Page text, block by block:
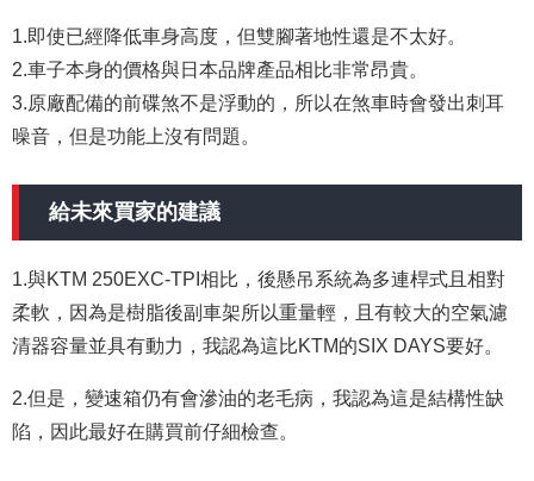
1.即使已經降低車身高度，但雙腳著地性還是不太好。
2.車子本身的價格與日本品牌產品相比非常昂貴。
3.原廠配備的前碟煞不是浮動的，所以在煞車時會發出刺耳
噪音，但是功能上沒有問題。
給未來買家的建議
1.與KTM 250EXC-TPI相比，後懸吊系統為多連桿式且相對
柔軟，因為是樹脂後副車架所以重量輕，且有較大的空氣濾
清器容量並具有動力，我認為這比KTM的SIX DAYS要好。
2.但是，變速箱仍有會滲油的老毛病，我認為這是結構性缺
陷，因此最好在購買前仔細檢查。